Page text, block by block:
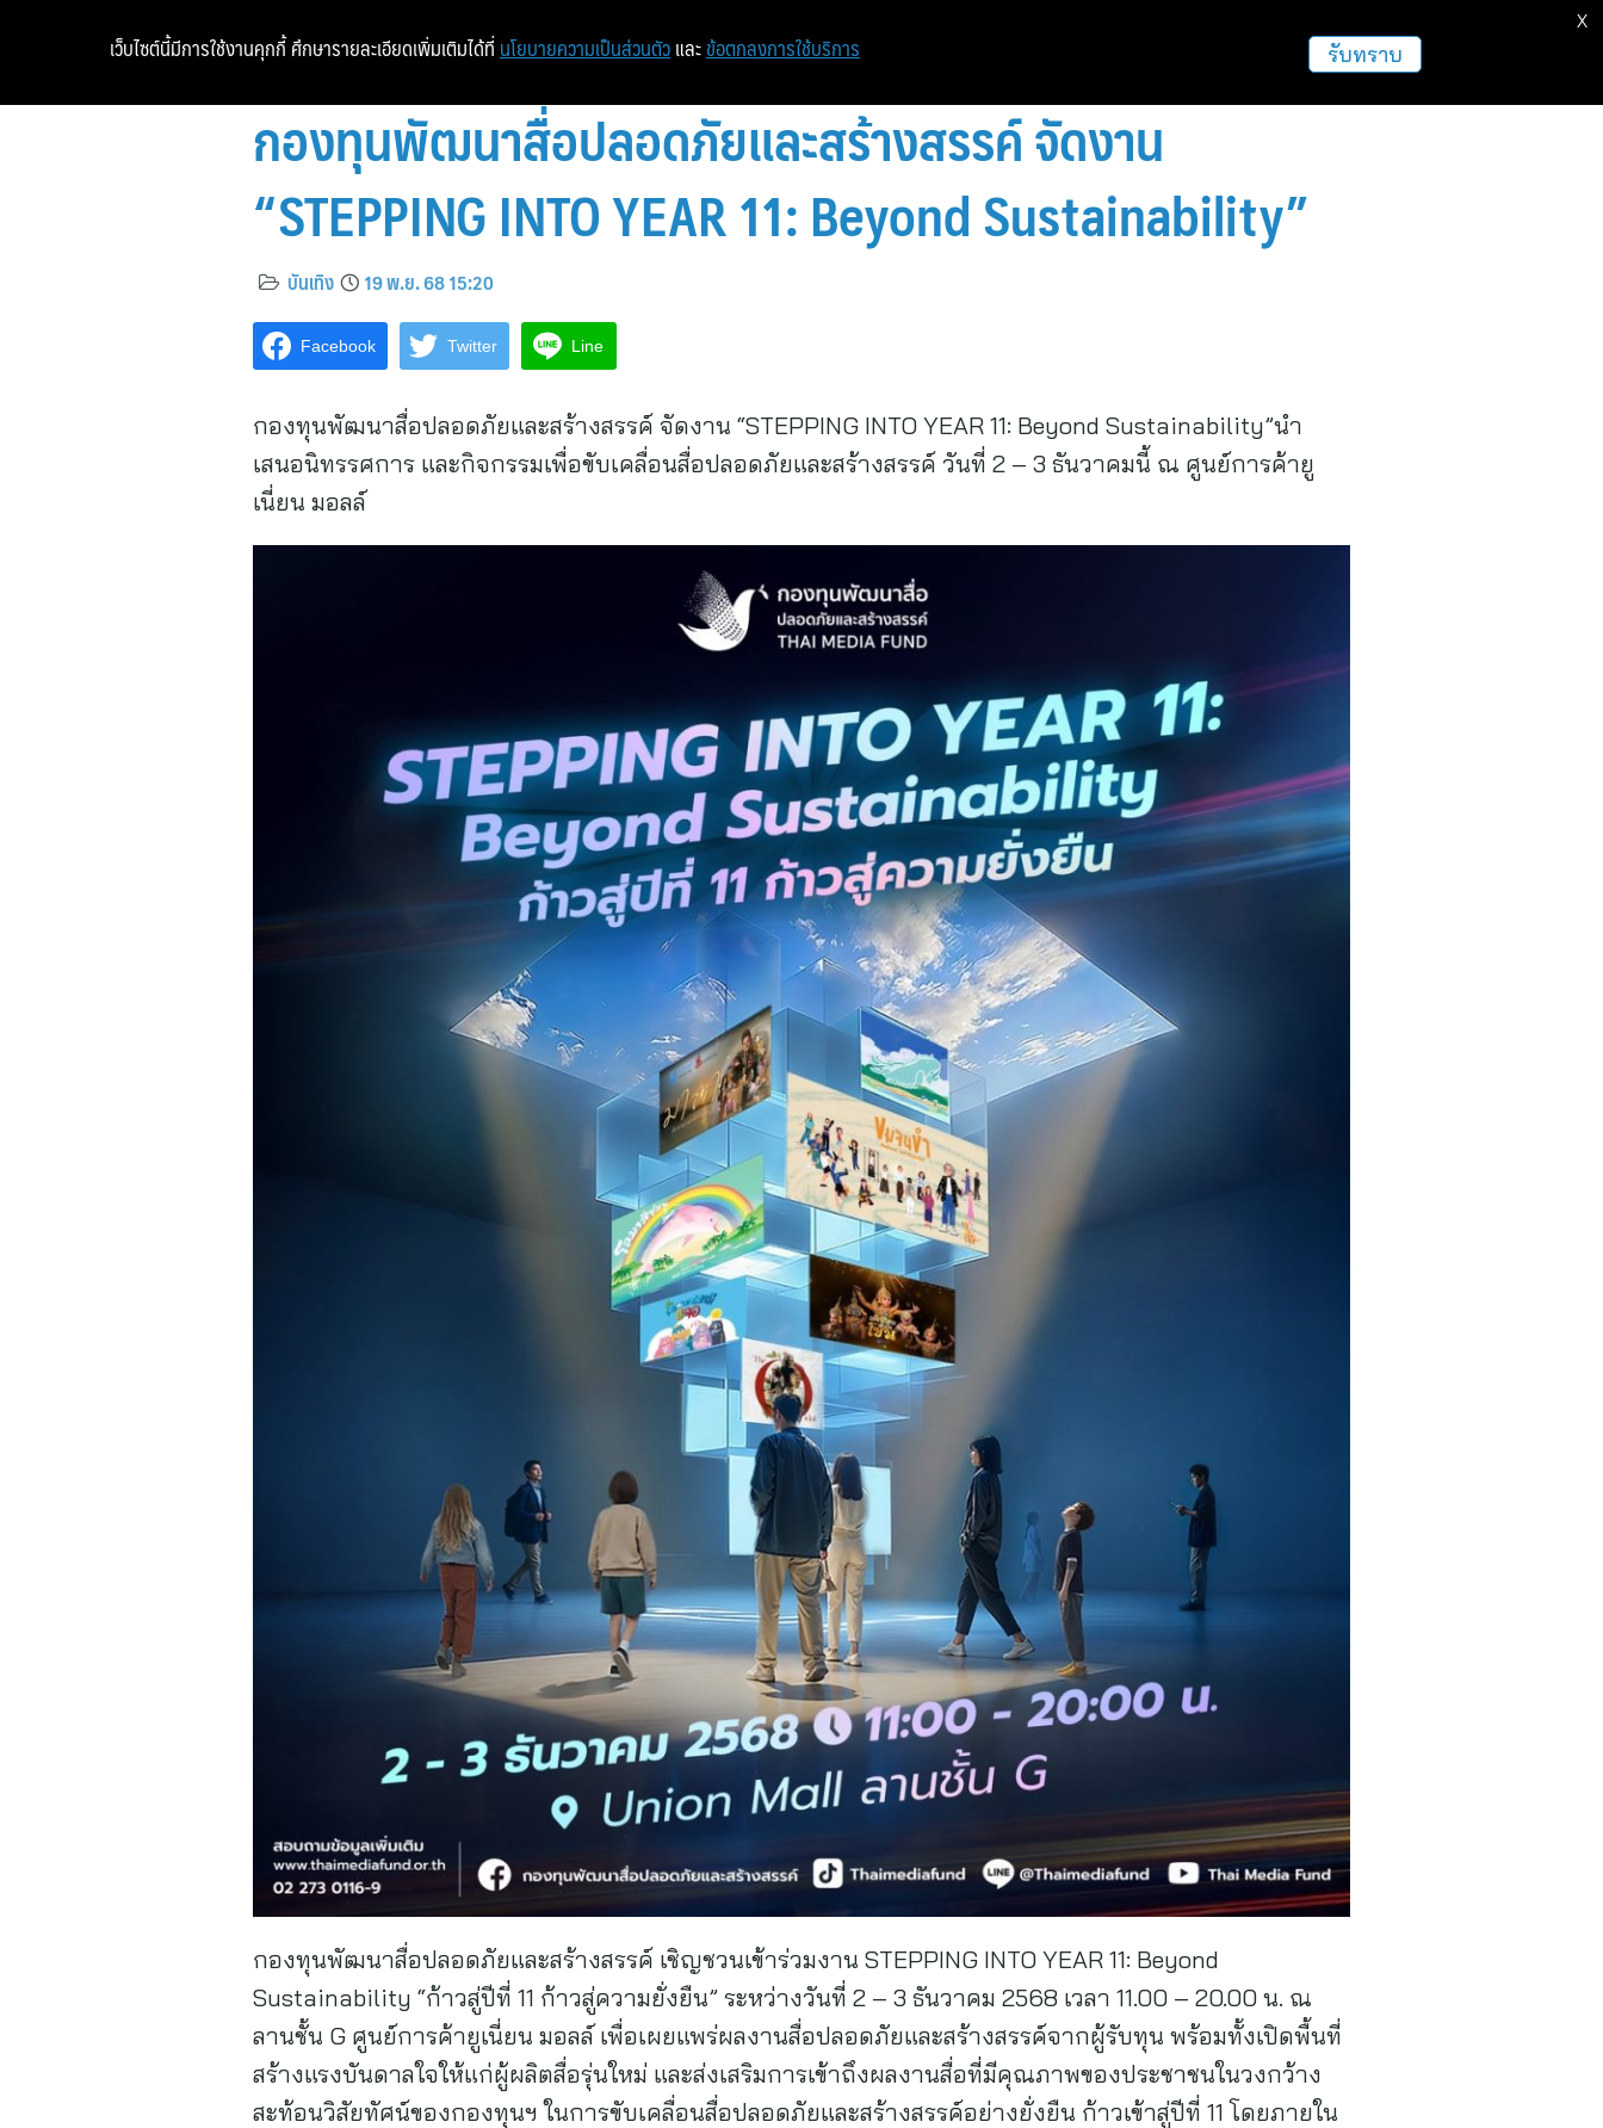
หน้าแรก ท่องเที่ยว ฝากข่าวประชาสัมพันธ์
กองทุนพัฒนาสื่อปลอดภัยและสร้างสรรค์ จัดงาน
“STEPPING INTO YEAR 11: Beyond Sustainability”
บันเทิง 19 พ.ย. 68 15:20
Facebook Twitter Line
กองทุนพัฒนาสื่อปลอดภัยและสร้างสรรค์ จัดงาน “STEPPING INTO YEAR 11: Beyond Sustainability”นำ
เสนอนิทรรศการ และกิจกรรมเพื่อขับเคลื่อนสื่อปลอดภัยและสร้างสรรค์ วันที่ 2 – 3 ธันวาคมนี้ ณ ศูนย์การค้ายู
เนี่ยน มอลล์
กองทุนพัฒนาสื่อปลอดภัยและสร้างสรรค์ เชิญชวนเข้าร่วมงาน STEPPING INTO YEAR 11: Beyond
Sustainability “ก้าวสู่ปีที่ 11 ก้าวสู่ความยั่งยืน” ระหว่างวันที่ 2 – 3 ธันวาคม 2568 เวลา 11.00 – 20.00 น. ณ
ลานชั้น G ศูนย์การค้ายูเนี่ยน มอลล์ เพื่อเผยแพร่ผลงานสื่อปลอดภัยและสร้างสรรค์จากผู้รับทุน พร้อมทั้งเปิดพื้นที่
สร้างแรงบันดาลใจให้แก่ผู้ผลิตสื่อรุ่นใหม่ และส่งเสริมการเข้าถึงผลงานสื่อที่มีคุณภาพของประชาชนในวงกว้าง
สะท้อนวิสัยทัศน์ของกองทุนฯ ในการขับเคลื่อนสื่อปลอดภัยและสร้างสรรค์อย่างยั่งยืน ก้าวเข้าสู่ปีที่ 11 โดยภายใน
เว็บไซต์นี้มีการใช้งานคุกกี้ ศึกษารายละเอียดเพิ่มเติมได้ที่ นโยบายความเป็นส่วนตัว และ ข้อตกลงการใช้บริการ รับทราบ
X